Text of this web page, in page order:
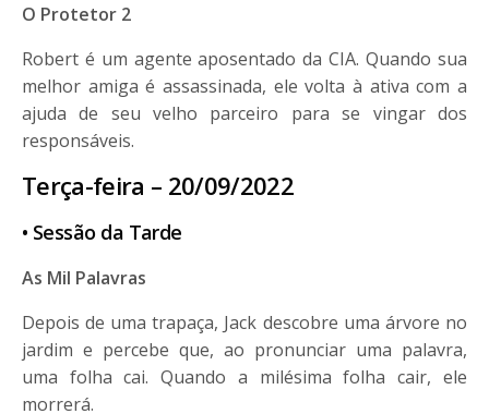
O Protetor 2
Robert é um agente aposentado da CIA. Quando sua
melhor amiga é assassinada, ele volta à ativa com a
ajuda de seu velho parceiro para se vingar dos
responsáveis.
Terça-feira – 20/09/2022
• Sessão da Tarde
As Mil Palavras
Depois de uma trapaça, Jack descobre uma árvore no
jardim e percebe que, ao pronunciar uma palavra,
uma folha cai. Quando a milésima folha cair, ele
morrerá.